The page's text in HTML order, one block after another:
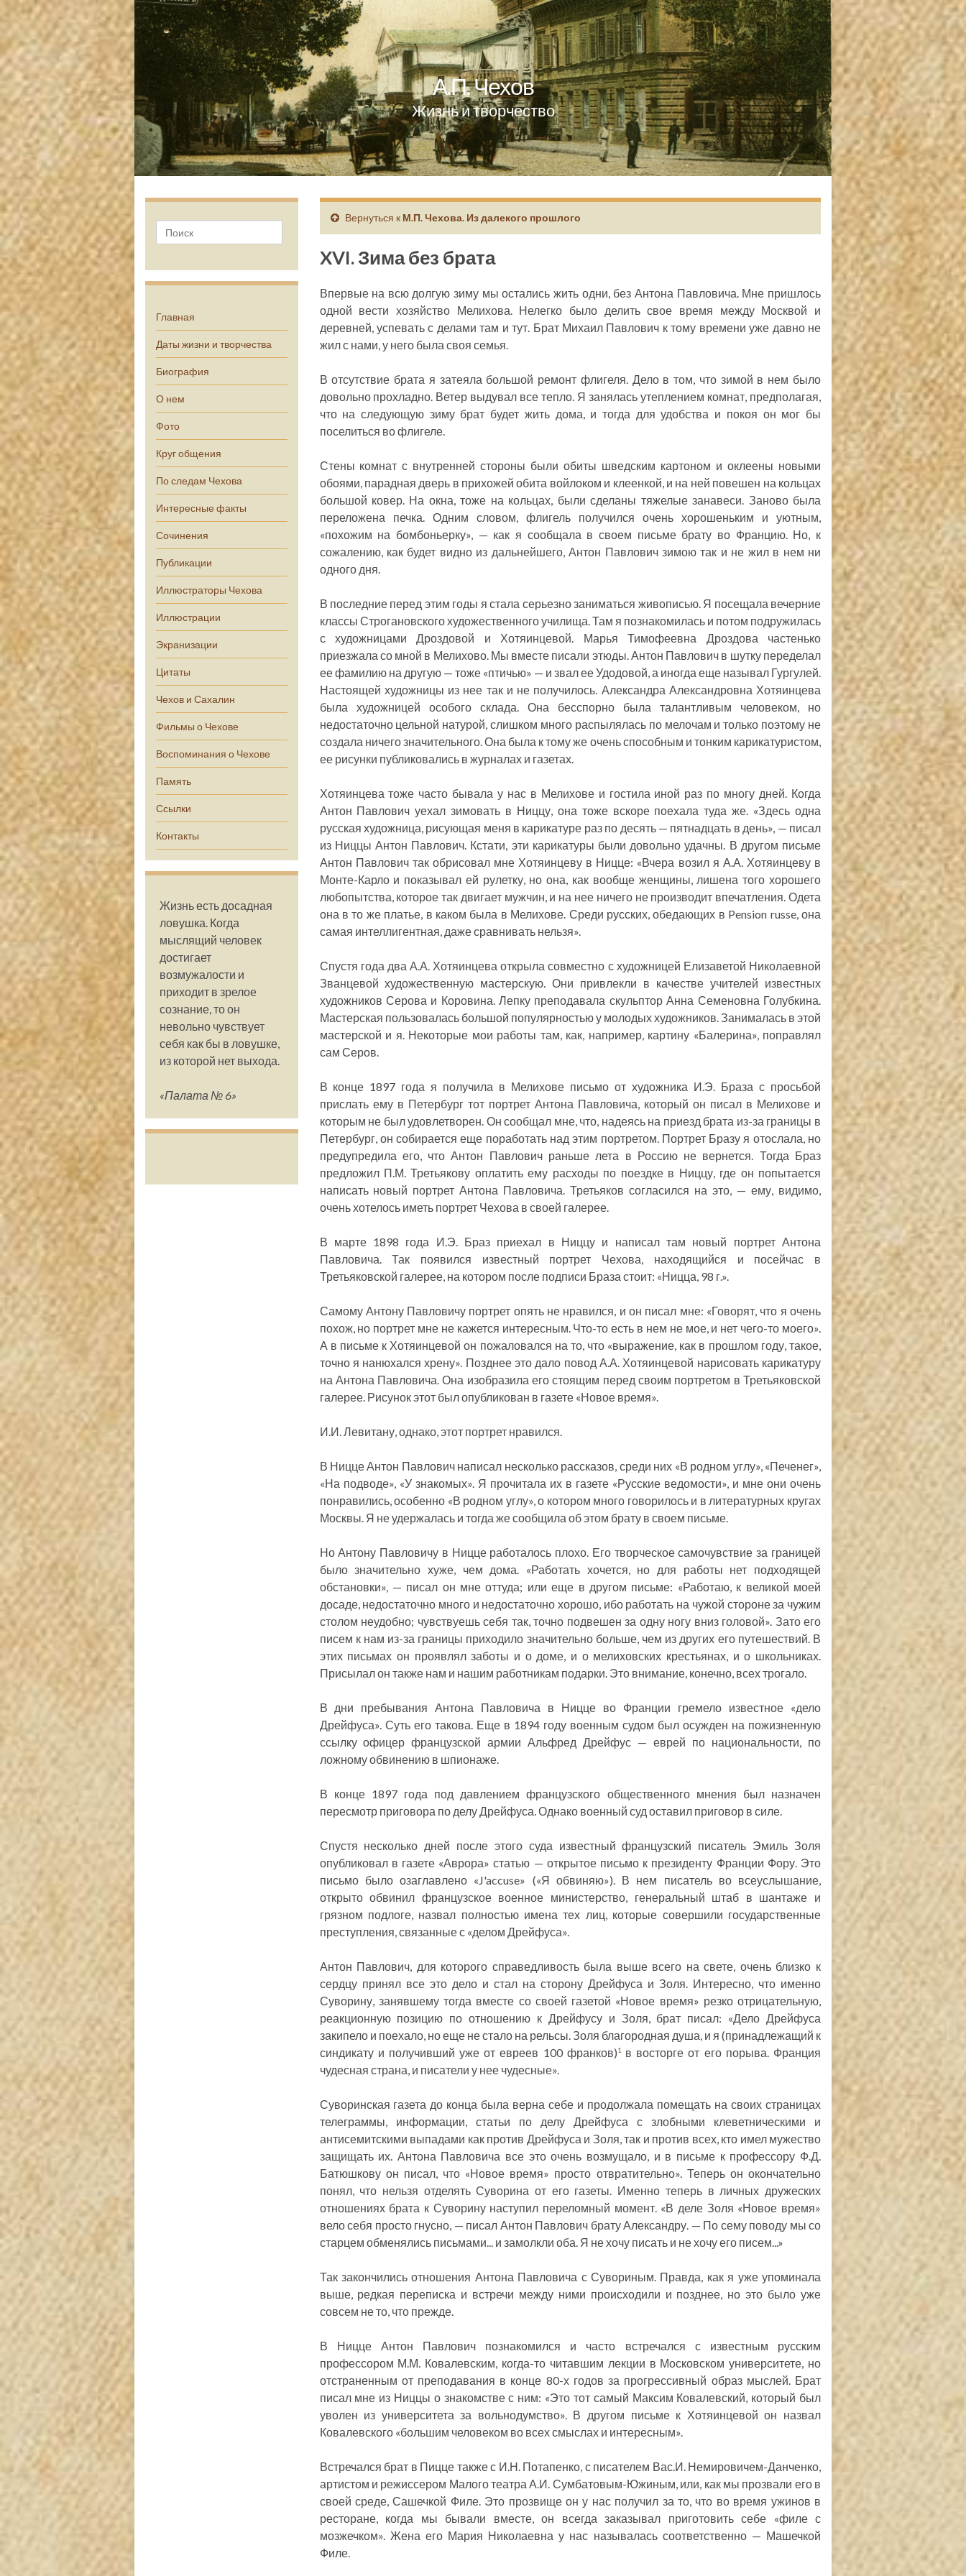
А.П. Чехов
Жизнь и творчество
Главная
Даты жизни и творчества
Биография
О нем
Фото
Круг общения
По следам Чехова
Интересные факты
Сочинения
Публикации
Иллюстраторы Чехова
Иллюстрации
Экранизации
Цитаты
Чехов и Сахалин
Фильмы о Чехове
Воспоминания о Чехове
Память
Ссылки
Контакты
Жизнь есть досадная
ловушка. Когда
мыслящий человек
достигает
возмужалости и
приходит в зрелое
сознание, то он
невольно чувствует
себя как бы в ловушке,
из которой нет выхода.
«Палата № 6»
Вернуться к М.П. Чехова. Из далекого прошлого
XVI. Зима без брата
Впервые на всю долгую зиму мы остались жить одни, без Антона Павловича. Мне пришлось
одной вести хозяйство Мелихова. Нелегко было делить свое время между Москвой и
деревней, успевать с делами там и тут. Брат Михаил Павлович к тому времени уже давно не
жил с нами, у него была своя семья.
В отсутствие брата я затеяла большой ремонт флигеля. Дело в том, что зимой в нем было
довольно прохладно. Ветер выдувал все тепло. Я занялась утеплением комнат, предполагая,
что на следующую зиму брат будет жить дома, и тогда для удобства и покоя он мог бы
поселиться во флигеле.
Стены комнат с внутренней стороны были обиты шведским картоном и оклеены новыми
обоями, парадная дверь в прихожей обита войлоком и клеенкой, и на ней повешен на кольцах
большой ковер. На окна, тоже на кольцах, были сделаны тяжелые занавеси. Заново была
переложена печка. Одним словом, флигель получился очень хорошеньким и уютным,
«похожим на бомбоньерку», — как я сообщала в своем письме брату во Францию. Но, к
сожалению, как будет видно из дальнейшего, Антон Павлович зимою так и не жил в нем ни
одного дня.
В последние перед этим годы я стала серьезно заниматься живописью. Я посещала вечерние
классы Строгановского художественного училища. Там я познакомилась и потом подружилась
с художницами Дроздовой и Хотяинцевой. Марья Тимофеевна Дроздова частенько
приезжала со мной в Мелихово. Мы вместе писали этюды. Антон Павлович в шутку переделал
ее фамилию на другую — тоже «птичью» — и звал ее Удодовой, а иногда еще называл Гургулей.
Настоящей художницы из нее так и не получилось. Александра Александровна Хотяинцева
была художницей особого склада. Она бесспорно была талантливым человеком, но
недостаточно цельной натурой, слишком много распылялась по мелочам и только поэтому не
создала ничего значительного. Она была к тому же очень способным и тонким карикатуристом,
ее рисунки публиковались в журналах и газетах.
Хотяинцева тоже часто бывала у нас в Мелихове и гостила иной раз по многу дней. Когда
Антон Павлович уехал зимовать в Ниццу, она тоже вскоре поехала туда же. «Здесь одна
русская художница, рисующая меня в карикатуре раз по десять — пятнадцать в день», — писал
из Ниццы Антон Павлович. Кстати, эти карикатуры были довольно удачны. В другом письме
Антон Павлович так обрисовал мне Хотяинцеву в Ницце: «Вчера возил я А.А. Хотяинцеву в
Монте-Карло и показывал ей рулетку, но она, как вообще женщины, лишена того хорошего
любопытства, которое так двигает мужчин, и на нее ничего не производит впечатления. Одета
она в то же платье, в каком была в Мелихове. Среди русских, обедающих в Pension russe, она
самая интеллигентная, даже сравнивать нельзя».
Спустя года два А.А. Хотяинцева открыла совместно с художницей Елизаветой Николаевной
Званцевой художественную мастерскую. Они привлекли в качестве учителей известных
художников Серова и Коровина. Лепку преподавала скульптор Анна Семеновна Голубкина.
Мастерская пользовалась большой популярностью у молодых художников. Занималась в этой
мастерской и я. Некоторые мои работы там, как, например, картину «Балерина», поправлял
сам Серов.
В конце 1897 года я получила в Мелихове письмо от художника И.Э. Браза с просьбой
прислать ему в Петербург тот портрет Антона Павловича, который он писал в Мелихове и
которым не был удовлетворен. Он сообщал мне, что, надеясь на приезд брата из-за границы в
Петербург, он собирается еще поработать над этим портретом. Портрет Бразу я отослала, но
предупредила его, что Антон Павлович раньше лета в Россию не вернется. Тогда Браз
предложил П.М. Третьякову оплатить ему расходы по поездке в Ниццу, где он попытается
написать новый портрет Антона Павловича. Третьяков согласился на это, — ему, видимо,
очень хотелось иметь портрет Чехова в своей галерее.
В марте 1898 года И.Э. Браз приехал в Ниццу и написал там новый портрет Антона
Павловича. Так появился известный портрет Чехова, находящийся и посейчас в
Третьяковской галерее, на котором после подписи Браза стоит: «Ницца, 98 г.».
Самому Антону Павловичу портрет опять не нравился, и он писал мне: «Говорят, что я очень
похож, но портрет мне не кажется интересным. Что-то есть в нем не мое, и нет чего-то моего».
А в письме к Хотяинцевой он пожаловался на то, что «выражение, как в прошлом году, такое,
точно я нанюхался хрену». Позднее это дало повод А.А. Хотяинцевой нарисовать карикатуру
на Антона Павловича. Она изобразила его стоящим перед своим портретом в Третьяковской
галерее. Рисунок этот был опубликован в газете «Новое время».
И.И. Левитану, однако, этот портрет нравился.
В Ницце Антон Павлович написал несколько рассказов, среди них «В родном углу», «Печенег»,
«На подводе», «У знакомых». Я прочитала их в газете «Русские ведомости», и мне они очень
понравились, особенно «В родном углу», о котором много говорилось и в литературных кругах
Москвы. Я не удержалась и тогда же сообщила об этом брату в своем письме.
Но Антону Павловичу в Ницце работалось плохо. Его творческое самочувствие за границей
было значительно хуже, чем дома. «Работать хочется, но для работы нет подходящей
обстановки», — писал он мне оттуда; или еще в другом письме: «Работаю, к великой моей
досаде, недостаточно много и недостаточно хорошо, ибо работать на чужой стороне за чужим
столом неудобно; чувствуешь себя так, точно подвешен за одну ногу вниз головой». Зато его
писем к нам из-за границы приходило значительно больше, чем из других его путешествий. В
этих письмах он проявлял заботы и о доме, и о мелиховских крестьянах, и о школьниках.
Присылал он также нам и нашим работникам подарки. Это внимание, конечно, всех трогало.
В дни пребывания Антона Павловича в Ницце во Франции гремело известное «дело
Дрейфуса». Суть его такова. Еще в 1894 году военным судом был осужден на пожизненную
ссылку офицер французской армии Альфред Дрейфус — еврей по национальности, по
ложному обвинению в шпионаже.
В конце 1897 года под давлением французского общественного мнения был назначен
пересмотр приговора по делу Дрейфуса. Однако военный суд оставил приговор в силе.
Спустя несколько дней после этого суда известный французский писатель Эмиль Золя
опубликовал в газете «Аврора» статью — открытое письмо к президенту Франции Фору. Это
письмо было озаглавлено «J'accuse» («Я обвиняю»). В нем писатель во всеуслышание,
открыто обвинил французское военное министерство, генеральный штаб в шантаже и
грязном подлоге, назвал полностью имена тех лиц, которые совершили государственные
преступления, связанные с «делом Дрейфуса».
Антон Павлович, для которого справедливость была выше всего на свете, очень близко к
сердцу принял все это дело и стал на сторону Дрейфуса и Золя. Интересно, что именно
Суворину, занявшему тогда вместе со своей газетой «Новое время» резко отрицательную,
реакционную позицию по отношению к Дрейфусу и Золя, брат писал: «Дело Дрейфуса
закипело и поехало, но еще не стало на рельсы. Золя благородная душа, и я (принадлежащий к
синдикату и получивший уже от евреев 100 франков)1в восторге от его порыва. Франция
чудесная страна, и писатели у нее чудесные».
Суворинская газета до конца была верна себе и продолжала помещать на своих страницах
телеграммы, информации, статьи по делу Дрейфуса с злобными клеветническими и
антисемитскими выпадами как против Дрейфуса и Золя, так и против всех, кто имел мужество
защищать их. Антона Павловича все это очень возмущало, и в письме к профессору Ф.Д.
Батюшкову он писал, что «Новое время» просто отвратительно». Теперь он окончательно
понял, что нельзя отделять Суворина от его газеты. Именно теперь в личных дружеских
отношениях брата к Суворину наступил переломный момент. «В деле Золя «Новое время»
вело себя просто гнусно, — писал Антон Павлович брату Александру. — По сему поводу мы со
старцем обменялись письмами... и замолкли оба. Я не хочу писать и не хочу его писем...»
Так закончились отношения Антона Павловича с Сувориным. Правда, как я уже упоминала
выше, редкая переписка и встречи между ними происходили и позднее, но это было уже
совсем не то, что прежде.
В Ницце Антон Павлович познакомился и часто встречался с известным русским
профессором М.М. Ковалевским, когда-то читавшим лекции в Московском университете, но
отстраненным от преподавания в конце 80-х годов за прогрессивный образ мыслей. Брат
писал мне из Ниццы о знакомстве с ним: «Это тот самый Максим Ковалевский, который был
уволен из университета за вольнодумство». В другом письме к Хотяинцевой он назвал
Ковалевского «большим человеком во всех смыслах и интересным».
Встречался брат в Пицце также с И.Н. Потапенко, с писателем Вас.И. Немировичем-Данченко,
артистом и режиссером Малого театра А.И. Сумбатовым-Южиным, или, как мы прозвали его в
своей среде, Сашечкой Филе. Это прозвище он у нас получил за то, что во время ужинов в
ресторане, когда мы бывали вместе, он всегда заказывал приготовить себе «филе с
мозжечком». Жена его Мария Николаевна у нас называлась соответственно — Машечкой
Филе.